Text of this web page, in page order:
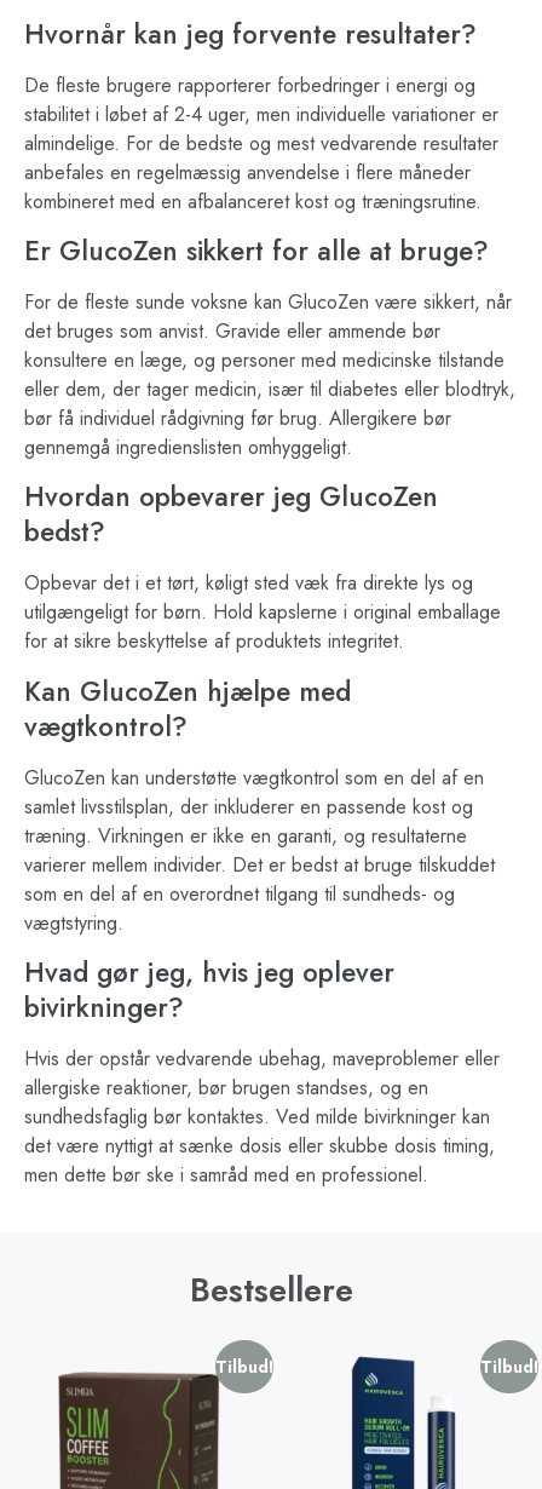
Hvornår kan jeg forvente resultater?
De fleste brugere rapporterer forbedringer i energi og
stabilitet i løbet af 2-4 uger, men individuelle variationer er
almindelige. For de bedste og mest vedvarende resultater
anbefales en regelmæssig anvendelse i flere måneder
kombineret med en afbalanceret kost og træningsrutine.
Er GlucoZen sikkert for alle at bruge?
For de fleste sunde voksne kan GlucoZen være sikkert, når
det bruges som anvist. Gravide eller ammende bør
konsultere en læge, og personer med medicinske tilstande
eller dem, der tager medicin, især til diabetes eller blodtryk,
bør få individuel rådgivning før brug. Allergikere bør
gennemgå ingredienslisten omhyggeligt.
Hvordan opbevarer jeg GlucoZen
bedst?
Opbevar det i et tørt, køligt sted væk fra direkte lys og
utilgængeligt for børn. Hold kapslerne i original emballage
for at sikre beskyttelse af produktets integritet.
Kan GlucoZen hjælpe med
vægtkontrol?
GlucoZen kan understøtte vægtkontrol som en del af en
samlet livsstilsplan, der inkluderer en passende kost og
træning. Virkningen er ikke en garanti, og resultaterne
varierer mellem individer. Det er bedst at bruge tilskuddet
som en del af en overordnet tilgang til sundheds- og
vægtstyring.
Hvad gør jeg, hvis jeg oplever
bivirkninger?
Hvis der opstår vedvarende ubehag, maveproblemer eller
allergiske reaktioner, bør brugen standses, og en
sundhedsfaglig bør kontaktes. Ved milde bivirkninger kan
det være nyttigt at sænke dosis eller skubbe dosis timing,
men dette bør ske i samråd med en professionel.
Bestsellere
Tilbud! Tilbud!